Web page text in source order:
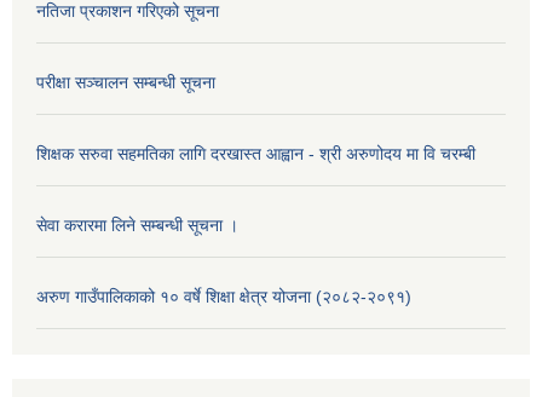
नतिजा प्रकाशन गरिएको सूचना
परीक्षा सञ्चालन सम्बन्धी सूचना
शिक्षक सरुवा सहमतिका लागि दरखास्त आह्वान - श्री अरुणोदय मा वि चरम्बी
सेवा करारमा लिने सम्बन्धी सूचना ।
अरुण गाउँपालिकाको १० वर्षे शिक्षा क्षेत्र योजना (२०८२-२०९१)